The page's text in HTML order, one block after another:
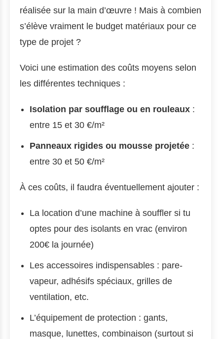
réalisée sur la main d’œuvre ! Mais à combien
s’élève vraiment le budget matériaux pour ce
type de projet ?
Voici une estimation des coûts moyens selon
les différentes techniques :
Isolation par soufflage ou en rouleaux :
entre 15 et 30 €/m²
Panneaux rigides ou mousse projetée :
entre 30 et 50 €/m²
À ces coûts, il faudra éventuellement ajouter :
La location d’une machine à souffler si tu
optes pour des isolants en vrac (environ
200€ la journée)
Les accessoires indispensables : pare-
vapeur, adhésifs spéciaux, grilles de
ventilation, etc.
L’équipement de protection : gants,
masque, lunettes, combinaison (surtout si